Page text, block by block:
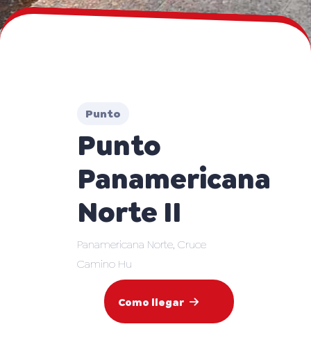
Punto
Punto
Panamericana
Norte II
Panamericana Norte, Cruce
Camino Hu
Como llegar